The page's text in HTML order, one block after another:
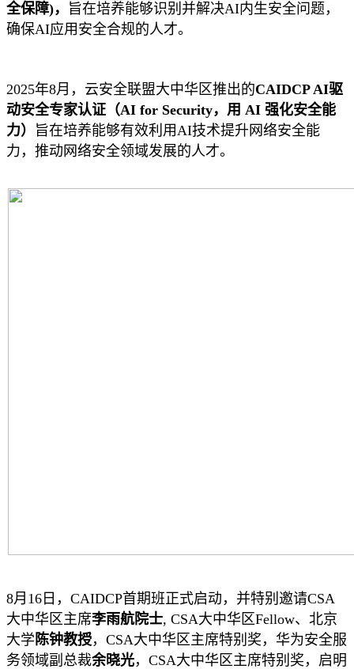
全保障)， 旨在培养能够识别并解决AI内生安全问题，
确保AI应用安全合规的人才。
2025年8月，云安全联盟大中华区推出的CAIDCP AI驱
动安全专家认证（AI for Security，用 AI 强化安全能
力） 旨在培养能够有效利用AI技术提升网络安全能
力，推动网络安全领域发展的人才。
8月16日，CAIDCP首期班正式启动，并特别邀请CSA
大中华区主席李雨航院士, CSA大中华区Fellow、北京
大学 陈钟教授，CSA大中华区主席特别奖，华为安全服
务领域副总裁余晓光，CSA大中华区主席特别奖，启明